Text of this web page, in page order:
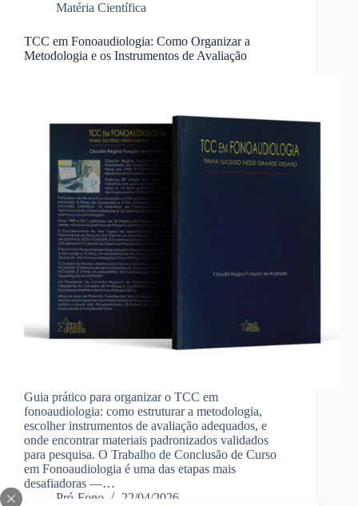
Matéria Científica
TCC em Fonoaudiologia: Como Organizar a
Metodologia e os Instrumentos de Avaliação
Guia prático para organizar o TCC em
fonoaudiologia: como estruturar a metodologia,
escolher instrumentos de avaliação adequados, e
onde encontrar materiais padronizados validados
para pesquisa. O Trabalho de Conclusão de Curso
em Fonoaudiologia é uma das etapas mais
desafiadoras —…
Pró-Fono
22/04/2026